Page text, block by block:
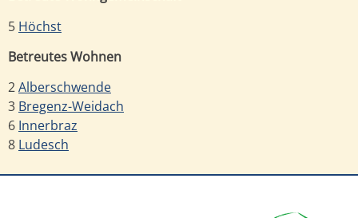
5 Höchst
Betreutes Wohnen
2Alberschwende
3 Bregenz-Weidach
6 Innerbraz
8 Ludesch